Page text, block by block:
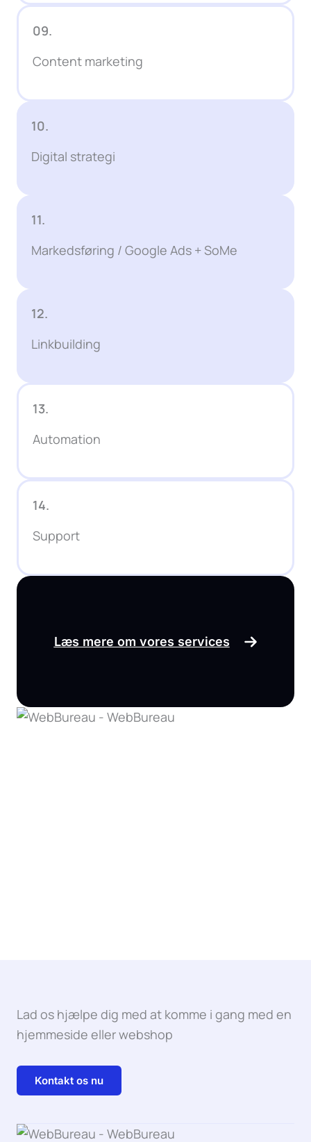
09.
Content marketing
10.
Digital strategi
11.
Markedsføring / Google Ads + SoMe
12.
Linkbuilding
13.
Automation
14.
Support
Læs mere om vores services
Lad os hjælpe dig med at komme i gang med en
hjemmeside eller webshop
Kontakt os nu